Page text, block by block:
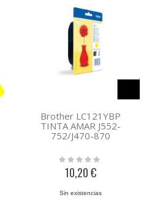
Brother LC121YBP
TINTA AMAR J552-
752/J470-870
Rating:
10,20 €
Sin existencias